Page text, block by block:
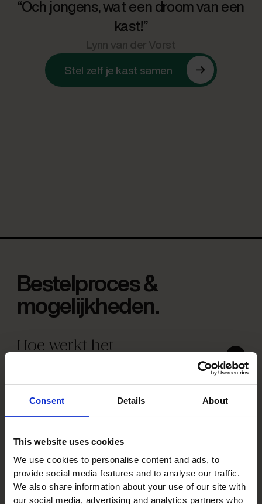
Consent Details About
This website uses cookies
We use cookies to personalise content and ads, to
provide social media features and to analyse our traffic.
We also share information about your use of our site with
our social media, advertising and analytics partners who
“Och jongens, wat een droom van een
kast!”
Lynn van der Vorst
Stel zelf je kast samen
Bestelproces &
mogelijkheden.
Hoe werkt het
Product & kwaliteit.
Kan ik de indeling van de
planken aanpassen?